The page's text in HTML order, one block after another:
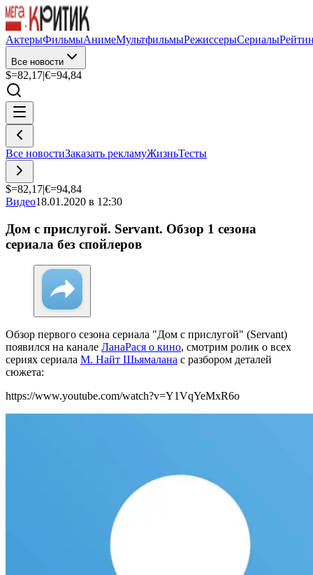
АктерыФильмыАнимеМультфильмыРежиссерыСериалы
Все новости
$=82,17|€=94,84
Все новостиЗаказать рекламуЖизньТесты
$=82,17|€=94,84
Видео18.01.2020 в 12:30
Дом с прислугой. Servant. Обзор 1 сезона
сериала без спойлеров
Обзор первого сезона сериала "Дом с прислугой" (Servant)
появился на канале ЛанаРася о кино, смотрим ролик о всех
сериях сериала М. Найт Шьямалана с разбором деталей
сюжета:
https://www.youtube.com/watch?v=Y1VqYeMxR6o